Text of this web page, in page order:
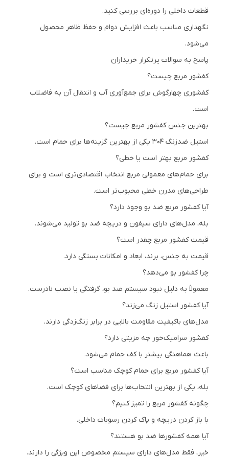
قطعات داخلی را دوره‌ای بررسی کنید.
نگهداری مناسب باعث افزایش دوام و حفظ ظاهر محصول
می‌شود.
پاسخ به سوالات پرتکرار خریداران
کفشور مربع چیست؟
کفشوری چهارگوش برای جمع‌آوری آب و انتقال آن به فاضلاب
است.
بهترین جنس کفشور مربع چیست؟
استیل ضدزنگ 304 یکی از بهترین گزینه‌ها برای حمام است.
کفشور مربع بهتر است یا خطی؟
برای حمام‌های معمولی مربع انتخاب اقتصادی‌تری است و برای
طراحی‌های مدرن خطی محبوب‌تر است.
آیا کفشور مربع ضد بو وجود دارد؟
بله، مدل‌های دارای سیفون و دریچه ضد بو تولید می‌شوند.
قیمت کفشور مربع چقدر است؟
قیمت به جنس، برند، ابعاد و امکانات بستگی دارد.
چرا کفشور بو می‌دهد؟
معمولاً به دلیل نبود سیستم ضد بو، گرفتگی یا نصب نادرست.
آیا کفشور استیل زنگ می‌زند؟
مدل‌های باکیفیت مقاومت بالایی در برابر زنگ‌زدگی دارند.
کفشور سرامیک‌خور چه مزیتی دارد؟
باعث هماهنگی بیشتر با کف حمام می‌شود.
آیا کفشور مربع برای حمام کوچک مناسب است؟
بله، یکی از بهترین انتخاب‌ها برای فضاهای کوچک است.
چگونه کفشور مربع را تمیز کنیم؟
با باز کردن دریچه و پاک کردن رسوبات داخلی.
آیا همه کفشورها ضد بو هستند؟
خیر، فقط مدل‌های دارای سیستم مخصوص این ویژگی را دارند.